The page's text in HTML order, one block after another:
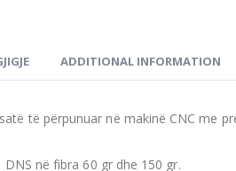
ADDITIONAL INFORMATION
të përpunuar në makinë CNC me
në fibra 60 gr dhe 150 gr.